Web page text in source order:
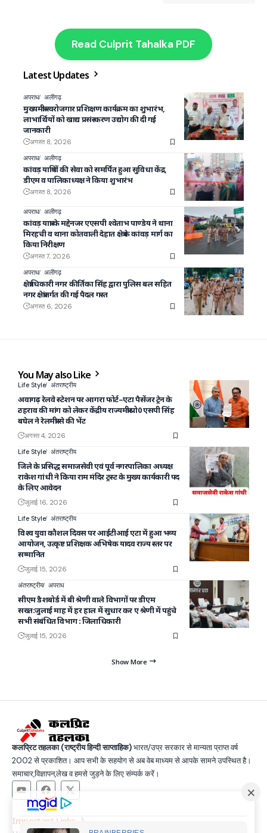
Read Culprit Tahalka PDF
Latest Updates
अपराध अलीगढ़
मुख्यमंत्री स्वरोजगार प्रशिक्षण कार्यक्रम का शुभारंभ,
लाभार्थियों को खाद्य प्रसंस्करण उद्योग की दी गई
जानकारी
अगस्त 8, 2026
अपराध अलीगढ़
कांवड़ यात्रियों की सेवा को समर्पित हुआ सुविधा केंद्र,
डीएम व पालिकाध्यक्ष ने किया शुभारंभ
अगस्त 8, 2026
अपराध अलीगढ़
कांवड़ यात्रा के मद्देनजर एएसपी श्वेताभ पाण्डेय ने थाना
मिरहची व थाना कोतवाली देहात क्षेत्र के कांवड़ मार्ग का
किया निरीक्षण
अगस्त 7, 2026
अपराध अलीगढ़
क्षेत्राधिकारी नगर कीर्तिका सिंह द्वारा पुलिस बल सहित
नगर क्षेत्रांतर्गत की गई पैदल गस्त
अगस्त 6, 2026
You May also Like
Life Style अंतराष्ट्रीय
अवागढ़ रेलवे स्टेशन पर आगरा फोर्ट–एटा पैसेंजर ट्रेन के
ठहराव की मांग को लेकर केंद्रीय राज्यमंत्री प्रो0 एसपी सिंह
बघेल ने रेलमंत्री से की भेंट
अगस्त 4, 2026
Life Style अंतराष्ट्रीय
जिले के प्रसिद्ध समाजसेवी एवं पूर्व नगरपालिका अध्यक्ष
राकेश गांधी ने किया राम मंदिर ट्रस्ट के मुख्य कार्यकारी पद
के लिए आवेदन
जुलाई 16, 2026
Life Style अंतराष्ट्रीय
विश्व युवा कौशल दिवस पर आईटीआई एटा में हुआ भव्य
आयोजन, उत्कृष्ट प्रशिक्षक अभिषेक यादव राज्य स्तर पर
सम्मानित
जुलाई 15, 2026
अंतराष्ट्रीय अपराध
सीएम डैशबोर्ड में बी श्रेणी वाले विभागों पर डीएम
सख्त:जुलाई माह में हर हाल में सुधार कर ए श्रेणी में पहुंचे
सभी संबंधित विभाग : जिलाधिकारी
जुलाई 15, 2026
Show More
कलप्रिट तहलका (राष्ट्रीय हिन्दी साप्ताहिक)भारत/उप्र सरकार से मान्यता प्राप्त वर्ष
2002 से प्रकाशित। आप सभी के सहयोग से अब वेब माध्यम से आपके सामने उपस्थित है।
समाचार,विज्ञापन,लेख व हमसे जुड़ने के लिए संम्पर्क करें।
Important Links